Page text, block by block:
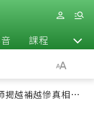
課程 退休
揭越補越慘真相：